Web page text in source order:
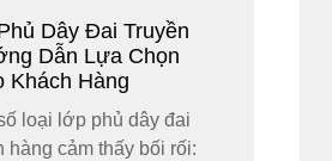
Dây Đai Truyền
Dẫn Lựa Chọn
Khách Hàng
loại lớp phủ dây đai
hàng cảm thấy bối rối: